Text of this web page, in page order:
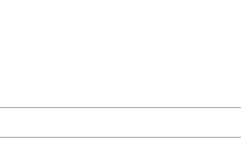
мам.
парами.